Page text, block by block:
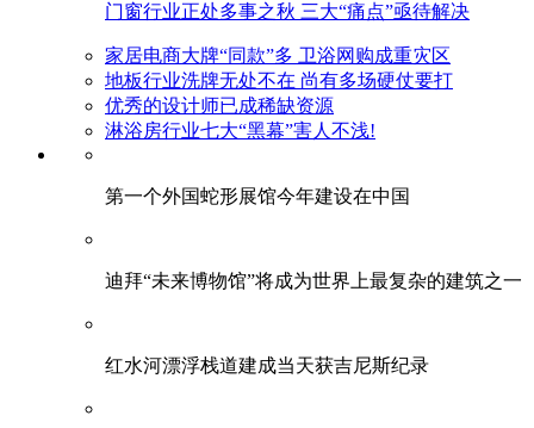
门窗行业正处多事之秋 三大“痛点”亟待解决
家居电商大牌“同款”多 卫浴网购成重灾区
地板行业洗牌无处不在 尚有多场硬仗要打
优秀的设计师已成稀缺资源
淋浴房行业七大“黑幕”害人不浅!
第一个外国蛇形展馆今年建设在中国
迪拜“未来博物馆”将成为世界上最复杂的建筑之一
红水河漂浮栈道建成当天获吉尼斯纪录